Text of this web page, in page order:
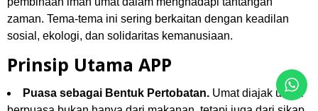
sosial, ekologi, dan solidaritas kemanusiaan.
Prinsip Utama APP
Puasa sebagai Bentuk Pertobatan.
berpuasa bukan hanya dari makanan, tetapi juga dari sikap
egois dan konsumtif, serta lebih peka terhadap kebutuhan